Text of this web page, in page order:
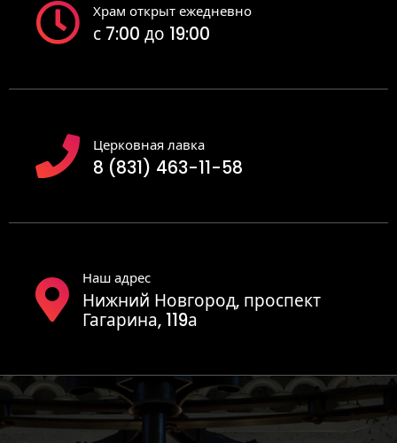
Храм открыт ежедневно
с 7:00 до 19:00
Церковная лавка
8 (831) 463-11-58
Наш адрес
Нижний Новгород, проспект
Гагарина, 119а